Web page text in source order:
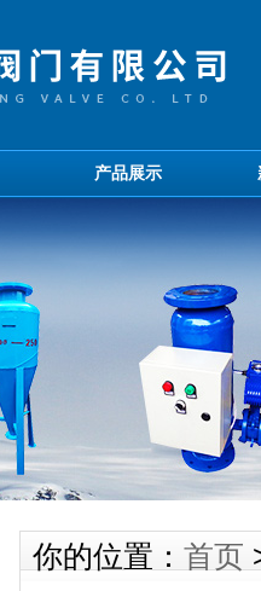
产品展示
你的位置： 首页